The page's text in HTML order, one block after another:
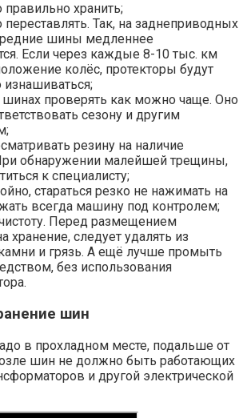
правильно хранить;
переставлять. Так, на заднеприводных
шины медленнее
Если через каждые 8-10 тыс. км
колёс, протекторы будут
проверять как можно чаще. Оно
сезону и другим
резину на наличие
обнаружении малейшей трещины,
к специалисту;
стараться резко не нажимать на
всегда машину под контролем;
Перед размещением
хранение, следует удалять из
и грязь. А ещё лучше промыть
без использования
шин
в прохладном месте, подальше от
шин не должно быть работающих
и другой электрической